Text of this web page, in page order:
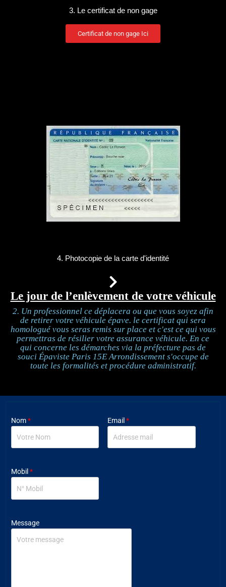
3. Le certificat de non gage
Certificat de non gage Ici
4. Photocopie de la carte d'identité
Le jour de l’enlèvement de votre véhicule
2. Un professionnel ce déplacera ou que vous soyez afin
de retirer votre véhicule épave. le certificat qui sera
homologué vous seras remis sur place et c'est ce qui vous
permettras de résilier votre assurance véhicule. En ce
qui concerne les démarches via la préfecture pas de
souci Épaviste Paris 15E Arrondissement s'occupe de
toute les formalités et procédure administratif.
Nom* Email *
Mobil *
Message